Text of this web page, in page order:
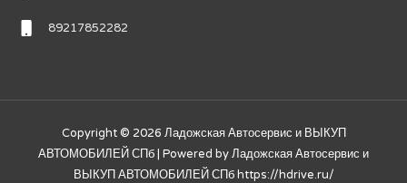
89217852282
Copyright © 2026 Ладожская Автосервис и ВЫКУП
АВТОМОБИЛЕЙ СПб | Powered byЛадожская Автосервис и
ВЫКУП АВТОМОБИЛЕЙ СПбhttps://hdrive.ru/